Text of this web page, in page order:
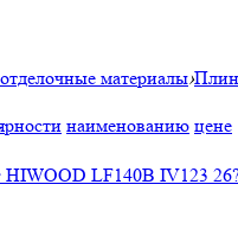
материалы›
наименованию цене